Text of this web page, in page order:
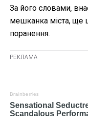
За його словами,
мешканка міста, ще
поранення.